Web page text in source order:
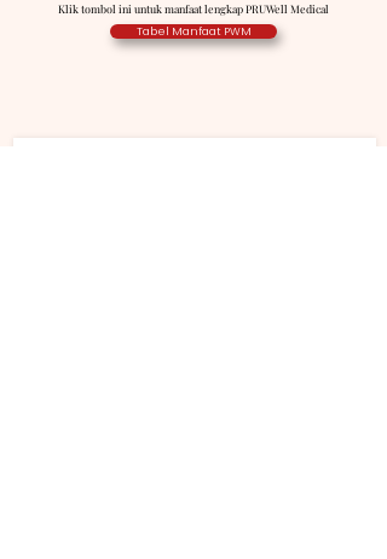
Klik tombol ini untuk manfaat lengkap PRUWell Medical
Tabel Manfaat PWM